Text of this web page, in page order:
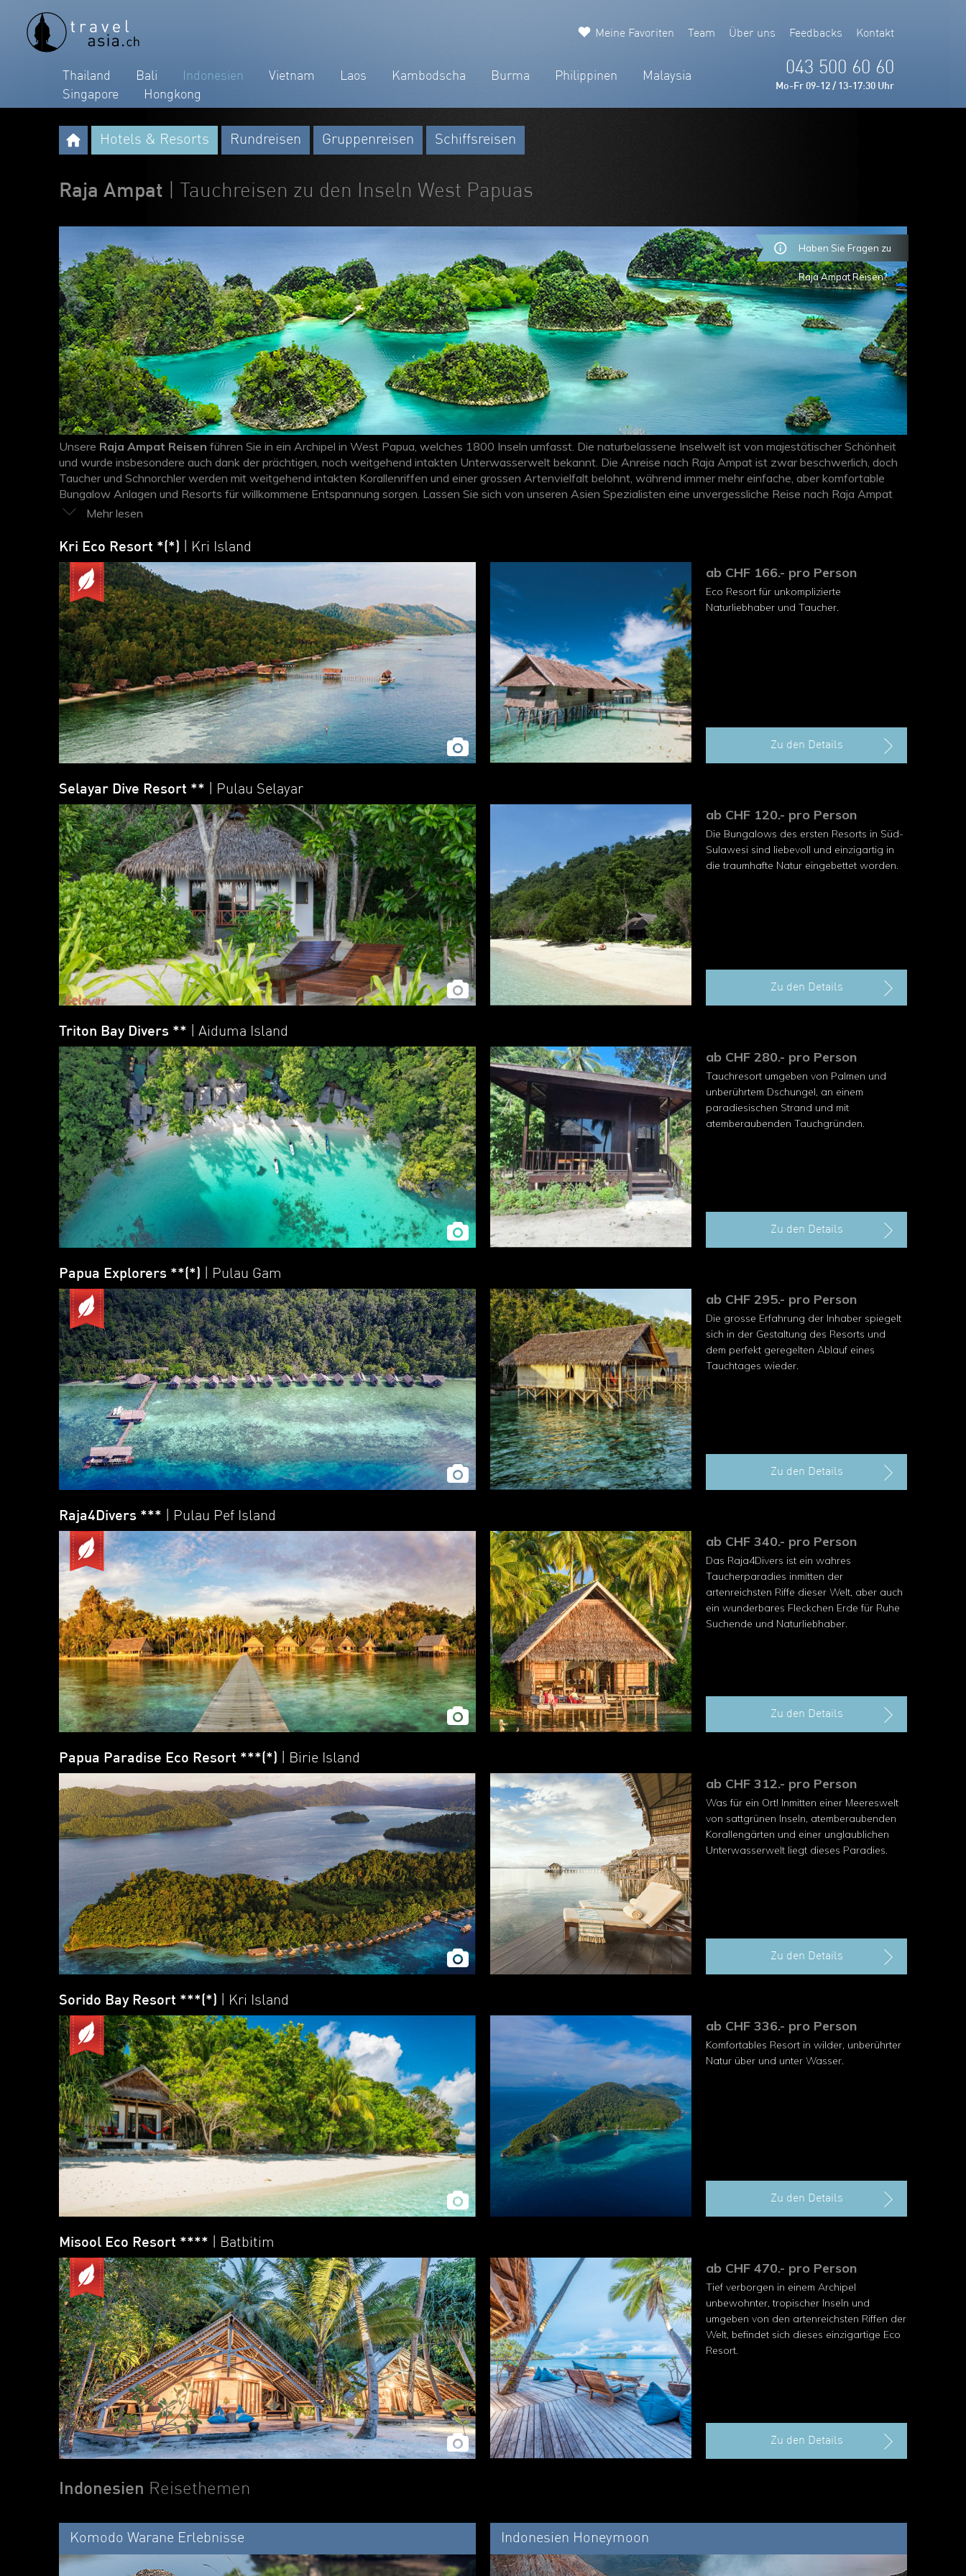
Thailand Bali Indonesien Vietnam Laos Kambodscha Burma Philippinen
Malaysia
Singapore
Hongkong
Meine Favoriten Team Über uns Feedbacks Kontakt
043 500 60 60
Mo-Fr 09-12 / 13-17:30 Uhr
Hotels & Resorts Rundreisen Gruppenreisen Schiffsreisen
Raja Ampat | Tauchreisen zu den Inseln West Papuas
Haben Sie Fragen zu
Raja Ampat Reisen?
Unsere Raja Ampat Reisen führen Sie in ein Archipel in West Papua, welches 1800 Inseln umfasst. Die naturbelassene Inselwelt ist von majestätischer Schönheit
und wurde insbesondere auch dank der prächtigen, noch weitgehend intakten Unterwasserwelt bekannt. Die Anreise nach Raja Ampat ist zwar beschwerlich, doch
Taucher und Schnorchler werden mit weitgehend intakten Korallenriffen und einer grossen Artenvielfalt belohnt, während immer mehr einfache, aber komfortable
Bungalow Anlagen und Resorts für willkommene Entspannung sorgen. Lassen Sie sich von unseren Asien Spezialisten eine unvergessliche Reise nach Raja Ampat
zusammenstellen und entdecken Sie ein noch weitgehend unberührtes
Kri Eco Resort *(*) | Kri Island
ab CHF 166.- pro Person
Eco Resort für unkomplizierte
Naturliebhaber und Taucher.
Zu den Details
Selayar Dive Resort ** | Pulau Selayar
ab CHF 120.- pro Person
Die Bungalows des ersten Resorts in Süd-
Sulawesi sind liebevoll und einzigartig in
die traumhafte Natur eingebettet worden.
Zu den Details
Triton Bay Divers ** | Aiduma Island
ab CHF 280.- pro Person
Tauchresort umgeben von Palmen und
unberührtem Dschungel, an einem
paradiesischen Strand und mit
atemberaubenden Tauchgründen.
Zu den Details
Papua Explorers **(*) | Pulau Gam
ab CHF 295.- pro Person
Die grosse Erfahrung der Inhaber spiegelt
sich in der Gestaltung des Resorts und
dem perfekt geregelten Ablauf eines
Tauchtages wieder.
Zu den Details
Raja4Divers *** | Pulau Pef Island
ab CHF 340.- pro Person
Das Raja4Divers ist ein wahres
Taucherparadies inmitten der
artenreichsten Riffe dieser Welt, aber auch
ein wunderbares Fleckchen Erde für Ruhe
Suchende und Naturliebhaber.
Zu den Details
Papua Paradise Eco Resort ***(*) | Birie Island
ab CHF 312.- pro Person
Was für ein Ort! Inmitten einer Meereswelt
von sattgrünen Inseln, atemberaubenden
Korallengärten und einer unglaublichen
Unterwasserwelt liegt dieses Paradies.
Zu den Details
Sorido Bay Resort ***(*) | Kri Island
ab CHF 336.- pro Person
Komfortables Resort in wilder, unberührter
Natur über und unter Wasser.
Zu den Details
Misool Eco Resort **** | Batbitim
ab CHF 470.- pro Person
Tief verborgen in einem Archipel
unbewohnter, tropischer Inseln und
umgeben von den artenreichsten Riffen der
Welt, befindet sich dieses einzigartige Eco
Resort.
Zu den Details
Indonesien Reisethemen
Komodo Warane Erlebnisse Indonesien Honeymoon